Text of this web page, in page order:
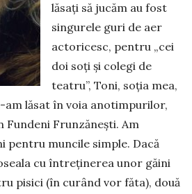
lăsați să jucăm au fost
singurele guri de aer
actoricesc, pentru „cei
doi soți și colegi de
teatru”, Toni, soția mea,
am lăsat în voia anotimpurilor,
Fundeni Frunzănești. Am
pentru mun­cile simple. Dacă
cu întreținerea unor găini
pisici (în curând vor făta), două